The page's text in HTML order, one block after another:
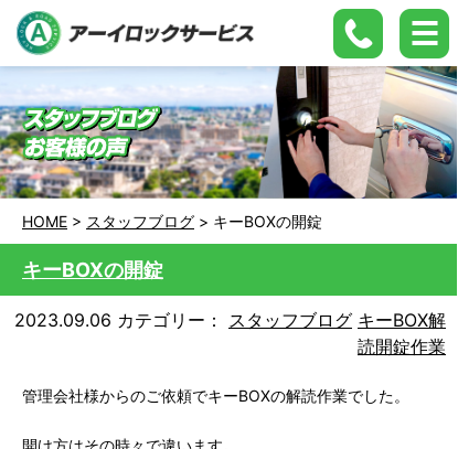
HOME > スタッフブログ > キーBOXの開錠
キーBOXの開錠
2023.09.06 カテゴリー： スタッフブログ キーBOX解
読開錠作業
管理会社様からのご依頼でキーBOXの解読作業でした。
開け方はその時々で違います。